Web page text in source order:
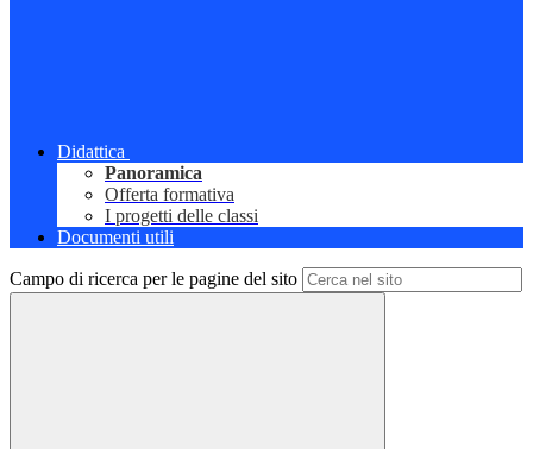
Didattica
Panoramica
Offerta formativa
I progetti delle classi
Documenti utili
Campo di ricerca per le pagine del sito